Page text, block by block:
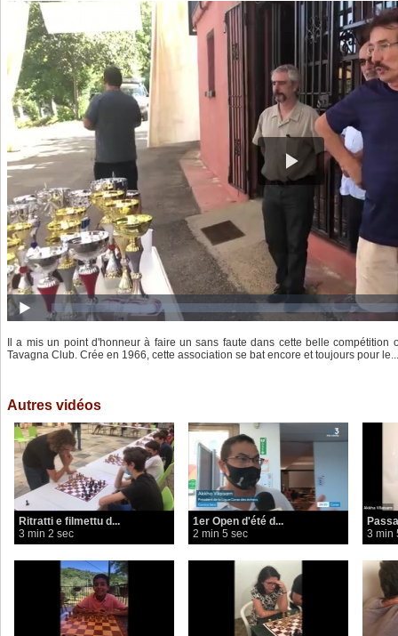
Il a mis un point d'honneur à faire un sans faute dans cette belle compétition
Tavagna Club. Crée en 1966, cette association se bat encore et toujours pour
Autres vidéos
Ritratti e filmettu d...
3 min 2 sec
1er Open d'été d...
2 min 5 sec
3 min